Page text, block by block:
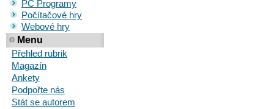
PC Programy
Počítačové hry
Webové hry
Menu
Přehled rubrik
Magazín
Ankety
Podpořte nás
Stát se autorem